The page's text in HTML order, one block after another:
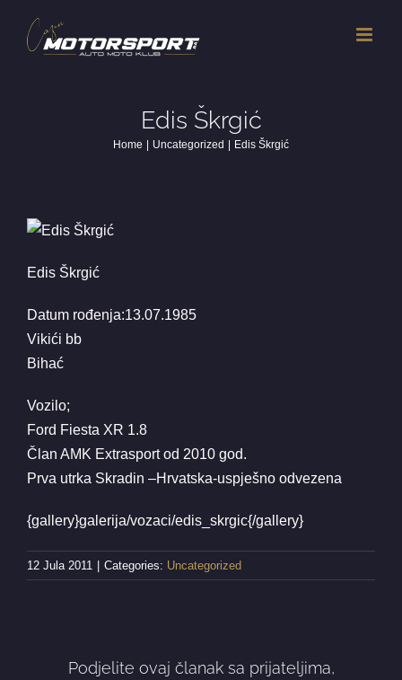
content
Edis Škrgić
Home Uncategorized Edis Škrgić
Edis Škrgić
Datum rođenja:13.07.1985
Vikići bb
Bihać
Vozilo;
Ford Fiesta XR 1.8
Član AMK Extrasport od 2010 god.
Prva utrka Skradin –Hrvatska-uspješno odvezena
{gallery}galerija/vozaci/edis_skrgic{/gallery}
12 Jula 2011 Categories: Uncategorized
Podjelite ovaj članak sa prijateljima,